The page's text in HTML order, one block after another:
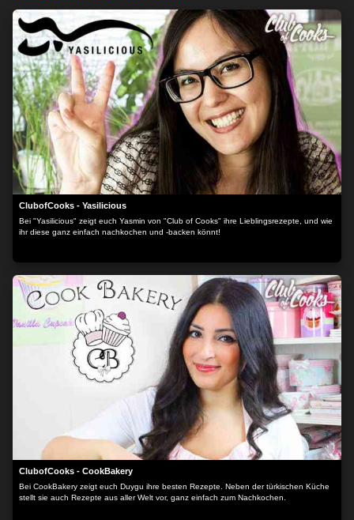
ClubofCooks - Yasilicious
Bei "Yasilicious" zeigt euch Yasmin von "Club of Cooks" ihre Lieblingsrezepte, und wie
ihr diese ganz einfach nachkochen und -backen könnt!
ClubofCooks - CookBakery
Bei CookBakery zeigt euch Duygu ihre besten Rezepte. Neben der türkischen Küche
stellt sie auch Rezepte aus aller Welt vor, ganz einfach zum Nachkochen.